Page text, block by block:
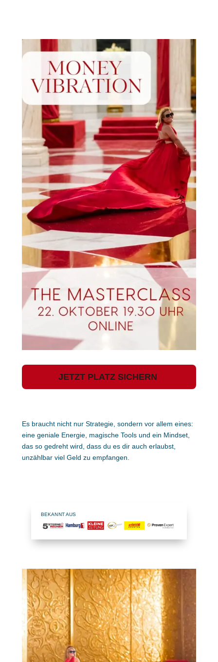
JETZT PLATZ SICHERN
Es braucht nicht nur Strategie, sondern vor allem eines:
eine geniale Energie, magische Tools und ein Mindset,
das so gedreht wird, dass du es dir auch erlaubst,
unzählbar viel Geld zu empfangen.
BEKANNT AUS